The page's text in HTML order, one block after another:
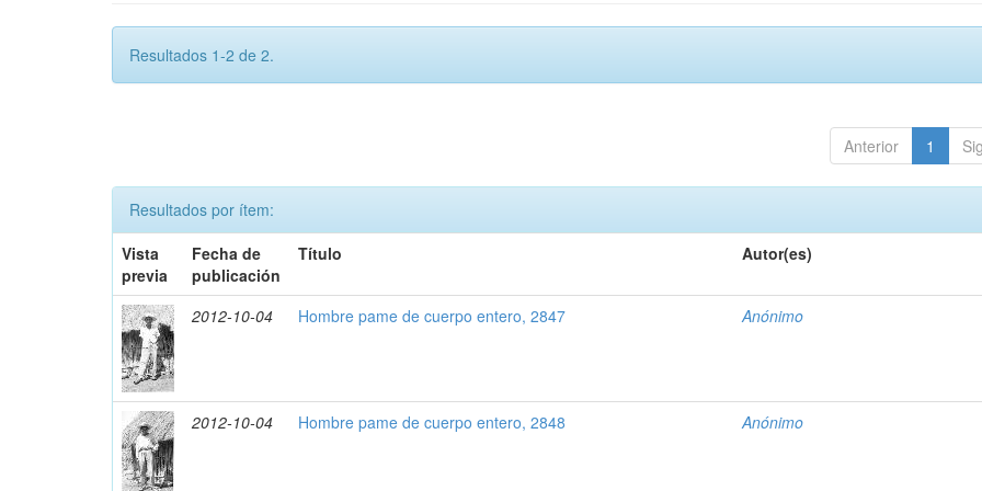
Resultados 1-2 de 2.
Anterior 1
Resultados por ítem:
Vista
previa
Fecha de
publicación
Título Autor(es)
2012-10-04 Hombre pame de cuerpo entero, 2847 Anónimo
2012-10-04 Hombre pame de cuerpo entero, 2848 Anónimo